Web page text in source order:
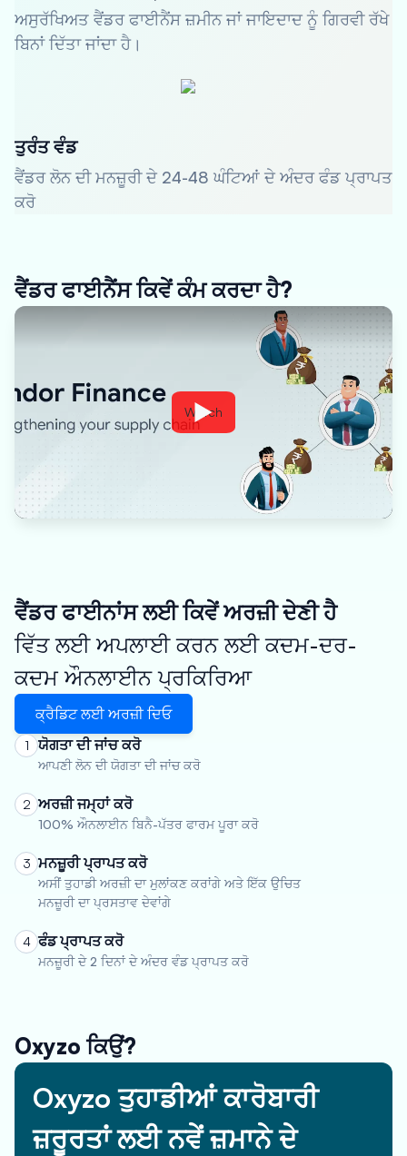
ਅਸੁਰੱਖਿਅਤ ਵੈਂਡਰ ਫਾਈਨੈਂਸ ਜ਼ਮੀਨ ਜਾਂ ਜਾਇਦਾਦ ਨੂੰ ਗਿਰਵੀ ਰੱਖੇ
ਬਿਨਾਂ ਦਿੱਤਾ ਜਾਂਦਾ ਹੈ।
ਤੁਰੰਤ ਵੰਡ
ਵੈਂਡਰ ਲੋਨ ਦੀ ਮਨਜ਼ੂਰੀ ਦੇ 24-48 ਘੰਟਿਆਂ ਦੇ ਅੰਦਰ ਫੰਡ ਪ੍ਰਾਪਤ
ਕਰੋ
ਵੈਂਡਰ ਫਾਈਨੈਂਸ ਕਿਵੇਂ ਕੰਮ ਕਰਦਾ ਹੈ?
Watch
ਵੈਂਡਰ ਫਾਈਨਾਂਸ ਲਈ ਕਿਵੇਂ ਅਰਜ਼ੀ ਦੇਣੀ ਹੈ
ਵਿੱਤ ਲਈ ਅਪਲਾਈ ਕਰਨ ਲਈ ਕਦਮ-ਦਰ-
ਕਦਮ ਔਨਲਾਈਨ ਪ੍ਰਕਿਰਿਆ
ਕ੍ਰੈਡਿਟ ਲਈ ਅਰਜ਼ੀ ਦਿਓ
1 ਯੋਗਤਾ ਦੀ ਜਾਂਚ ਕਰੋ
ਆਪਣੀ ਲੋਨ ਦੀ ਯੋਗਤਾ ਦੀ ਜਾਂਚ ਕਰੋ
2 ਅਰਜ਼ੀ ਜਮ੍ਹਾਂ ਕਰੋ
100% ਔਨਲਾਈਨ ਬਿਨੈ-ਪੱਤਰ ਫਾਰਮ ਪੂਰਾ ਕਰੋ
3 ਮਨਜ਼ੂਰੀ ਪ੍ਰਾਪਤ ਕਰੋ
ਅਸੀਂ ਤੁਹਾਡੀ ਅਰਜ਼ੀ ਦਾ ਮੁਲਾਂਕਣ ਕਰਾਂਗੇ ਅਤੇ ਇੱਕ ਉਚਿਤ
ਮਨਜ਼ੂਰੀ ਦਾ ਪ੍ਰਸਤਾਵ ਦੇਵਾਂਗੇ
4 ਫੰਡ ਪ੍ਰਾਪਤ ਕਰੋ
ਮਨਜ਼ੂਰੀ ਦੇ 2 ਦਿਨਾਂ ਦੇ ਅੰਦਰ ਵੰਡ ਪ੍ਰਾਪਤ ਕਰੋ
Oxyzo ਕਿਉਂ?
Oxyzo ਤੁਹਾਡੀਆਂ ਕਾਰੋਬਾਰੀ
ਜ਼ਰੂਰਤਾਂ ਲਈ ਨਵੇਂ ਜ਼ਮਾਨੇ ਦੇ